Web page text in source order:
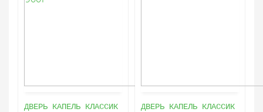
ДВЕРЬ КАПЕЛЬ КЛАССИК
ДВЕРЬ КАПЕЛЬ КЛАССИК